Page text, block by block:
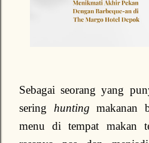
Sebagai seorang yang
sering hunting makanan
menu di tempat makan